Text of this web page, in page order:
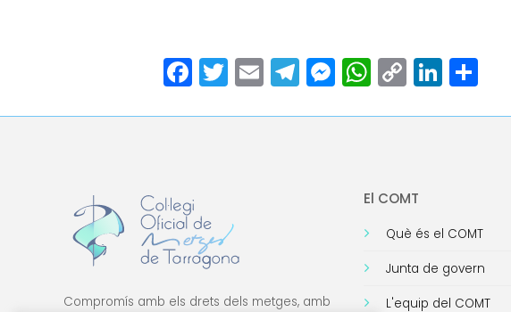
Facebook
Twitter
EmailTelegram
Messenger
WhatsApp
Copy
Link
Compromís amb els drets dels metges, amb
El COMT
Què és el COMT
Junta de govern
L'equip del COMT